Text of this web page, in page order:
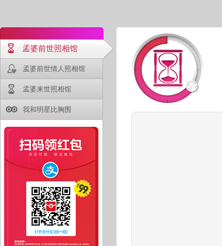
孟婆前世照相馆
孟婆前世情人照相馆
孟婆来世照相馆
我和明星比胸围